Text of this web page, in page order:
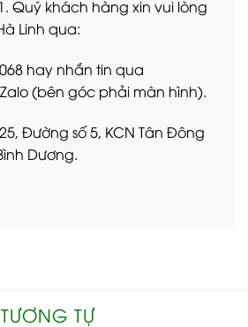
Quý khách hàng xin vui lòng
Linh qua:
hay nhắn tin qua
(bên góc phải màn hình).
Đường số 5, KCN Tân Đông
Dương.
TỰ